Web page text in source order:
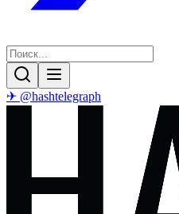
✈ @hashtelegraph